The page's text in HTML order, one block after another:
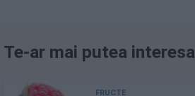
Te-ar mai putea interesa